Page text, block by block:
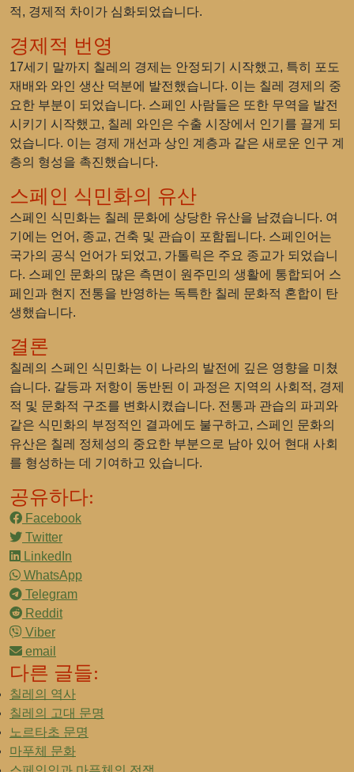
적, 경제적 차이가 심화되었습니다.
경제적 번영
17세기 말까지 칠레의 경제는 안정되기 시작했고, 특히 포도
재배와 와인 생산 덕분에 발전했습니다. 이는 칠레 경제의 중
요한 부분이 되었습니다. 스페인 사람들은 또한 무역을 발전
시키기 시작했고, 칠레 와인은 수출 시장에서 인기를 끌게 되
었습니다. 이는 경제 개선과 상인 계층과 같은 새로운 인구 계
층의 형성을 촉진했습니다.
스페인 식민화의 유산
스페인 식민화는 칠레 문화에 상당한 유산을 남겼습니다. 여
기에는 언어, 종교, 건축 및 관습이 포함됩니다. 스페인어는
국가의 공식 언어가 되었고, 가톨릭은 주요 종교가 되었습니
다. 스페인 문화의 많은 측면이 원주민의 생활에 통합되어 스
페인과 현지 전통을 반영하는 독특한 칠레 문화적 혼합이 탄
생했습니다.
결론
칠레의 스페인 식민화는 이 나라의 발전에 깊은 영향을 미쳤
습니다. 갈등과 저항이 동반된 이 과정은 지역의 사회적, 경제
적 및 문화적 구조를 변화시켰습니다. 전통과 관습의 파괴와
같은 식민화의 부정적인 결과에도 불구하고, 스페인 문화의
유산은 칠레 정체성의 중요한 부분으로 남아 있어 현대 사회
를 형성하는 데 기여하고 있습니다.
공유하다:
Facebook
Twitter
LinkedIn
WhatsApp
Telegram
Reddit
Viber
email
다른 글들:
칠레의 역사
칠레의 고대 문명
노르타초 문명
마푸체 문화